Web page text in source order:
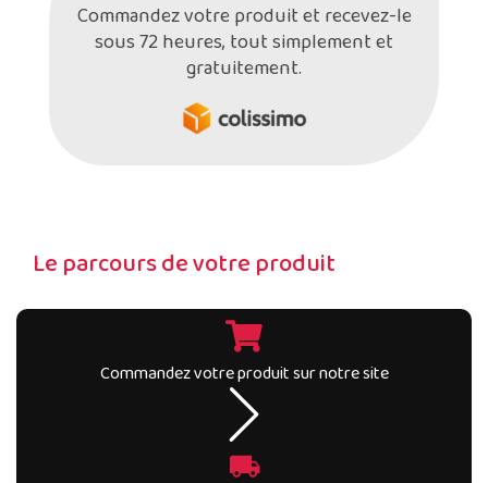
Commandez votre produit et recevez-le
sous 72 heures, tout simplement et
gratuitement.
Le parcours de votre produit
Commandez votre produit sur notre site